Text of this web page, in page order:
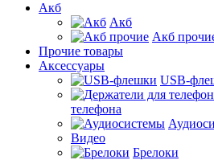
Акб
Акб
Акб
Прочие товары
Аксессуары
USB-
телефона
Видео
Брелоки